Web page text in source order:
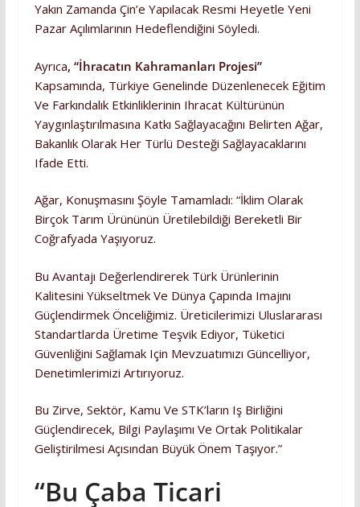
Yakın Zamanda Çin’e Yapılacak Resmi Heyetle Yeni
Pazar Açılımlarının Hedeflendiğini Söyledi.
Ayrıca, “İhracatın Kahramanları Projesi”
Kapsamında, Türkiye Genelinde Düzenlenecek Eğitim
Ve Farkındalık Etkinliklerinin Ihracat Kültürünün
Yaygınlaştırılmasına Katkı Sağlayacağını Belirten Ağar,
Bakanlık Olarak Her Türlü Desteği Sağlayacaklarını
Ifade Etti.
Ağar, Konuşmasını Şöyle Tamamladı: “İklim Olarak
Birçok Tarım Ürününün Üretilebildiği Bereketli Bir
Coğrafyada Yaşıyoruz.
Bu Avantajı Değerlendirerek Türk Ürünlerinin
Kalitesini Yükseltmek Ve Dünya Çapında Imajını
Güçlendirmek Önceliğimiz. Üreticilerimizi Uluslararası
Standartlarda Üretime Teşvik Ediyor, Tüketici
Güvenliğini Sağlamak Için Mevzuatımızı Güncelliyor,
Denetimlerimizi Artırıyoruz.
Bu Zirve, Sektör, Kamu Ve STK’ların Iş Birliğini
Güçlendirecek, Bilgi Paylaşımı Ve Ortak Politikalar
Geliştirilmesi Açısından Büyük Önem Taşıyor.”
“Bu Çaba Ticari